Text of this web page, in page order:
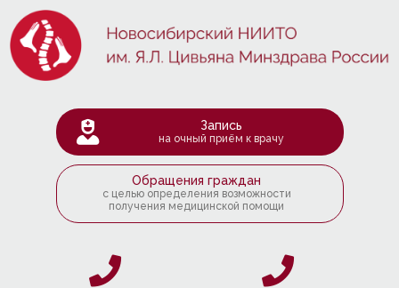
Запись
на очный приём к врачу
Обращения граждан
с целью определения возможности
получения медицинской помощи